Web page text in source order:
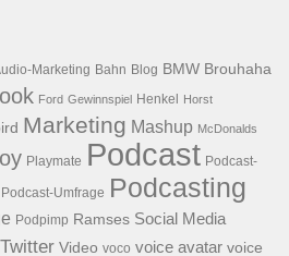
Marketing Bahn Blog BMW Brouhaha
Ford Gewinnspiel Henkel Horst
Marketing Mashup McDonalds
Playmate Podcast Podcast-
Podcast-Umfrage Podcasting
Podpimp Ramses Social Media
Twitter Video voco voice avatar voice